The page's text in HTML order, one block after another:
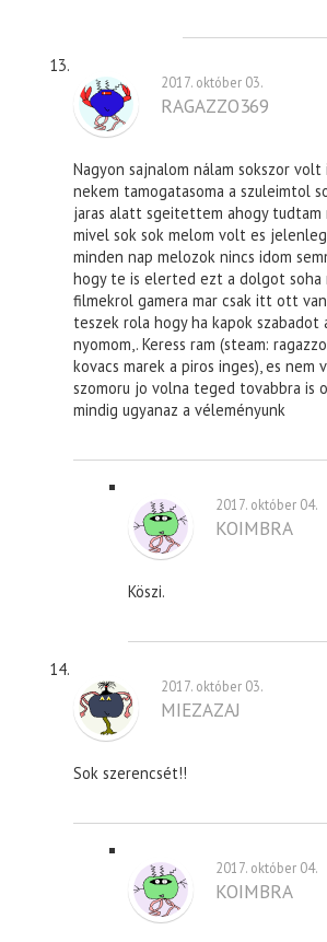
2017. október 03.
RAGAZZO369
Nagyon sajnalom nálam sokszor
nekem tamogatasoma a szuleimtol
jaras alatt sgeitettem ahogy tudtam
mivel sok sok melom volt es
minden nap melozok nincs idom
hogy te is elerted ezt a dolgot soha
filmekrol gamera mar csak itt ott
teszek rola hogy ha kapok szabadot
nyomom,. Keress ram (steam:
kovacs marek a piros inges), es nem
szomoru jo volna teged tovabbra is
mindig ugyanaz a véleményunk
2017. október 04.
KOIMBRA
Köszi.
2017. október 03.
MIEZAZAJ
Sok szerencsét!!
2017. október 04.
KOIMBRA